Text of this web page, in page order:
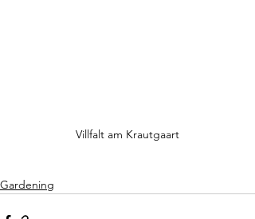
Villfalt am Krautgaart
Gardening